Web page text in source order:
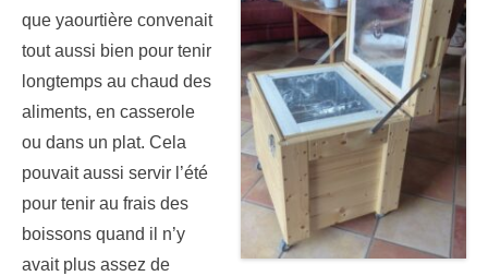
que yaourtière convenait
tout aussi bien pour tenir
longtemps au chaud des
aliments, en casserole
ou dans un plat. Cela
pouvait aussi servir l’été
pour tenir au frais des
boissons quand il n’y
avait plus assez de